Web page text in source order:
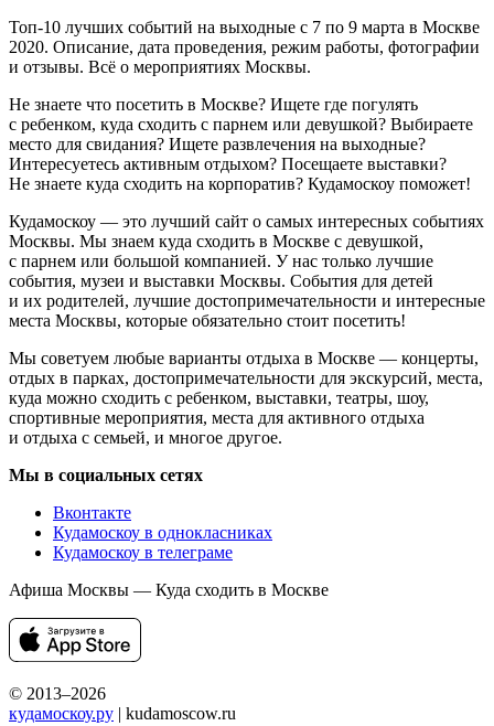
Топ-10 лучших событий на выходные с 7 по 9 марта в Москве
2020. Описание, дата проведения, режим работы, фотографии
и отзывы. Всё о мероприятиях Москвы.
Не знаете что посетить в Москве? Ищете где погулять
с ребенком, куда сходить с парнем или девушкой? Выбираете
место для свидания? Ищете развлечения на выходные?
Интересуетесь активным отдыхом? Посещаете выставки?
Не знаете куда сходить на корпоратив? Кудамоскоу поможет!
Кудамоскоу — это лучший сайт о самых интересных событиях
Москвы. Мы знаем куда сходить в Москве с девушкой,
с парнем или большой компанией. У нас только лучшие
события, музеи и выставки Москвы. События для детей
и их родителей, лучшие достопримечательности и интересные
места Москвы, которые обязательно стоит посетить!
Мы советуем любые варианты отдыха в Москве — концерты,
отдых в парках, достопримечательности для экскурсий, места,
куда можно сходить с ребенком, выставки, театры, шоу,
спортивные мероприятия, места для активного отдыха
и отдыха с семьей, и многое другое.
Мы в социальных сетях
Вконтакте
Кудамоскоу в однокласниках
Кудамоскоу в телеграме
Афиша Москвы — Куда сходить в Москве
© 2013–2026
кудамоскоу.ру | kudamoscow.ru